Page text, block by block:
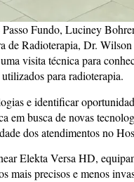
Fundo, Luciney
de Radioterapia, Dr.
visita técnica para
para radioterapia.
e identificar
em busca de novas
dos atendimentos no
Elekta Versa HD,
mais precisos e menos